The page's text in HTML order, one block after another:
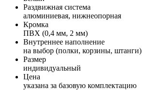
Раздвижная система
алюминиевая, нижнеопорная
Кромка
ПВХ (0,4 мм, 2 мм)
Внутреннее наполнение
на выбор (полки, корзины, штанги)
Размер
индивидуальный
Цена
указана за базовую комплектацию